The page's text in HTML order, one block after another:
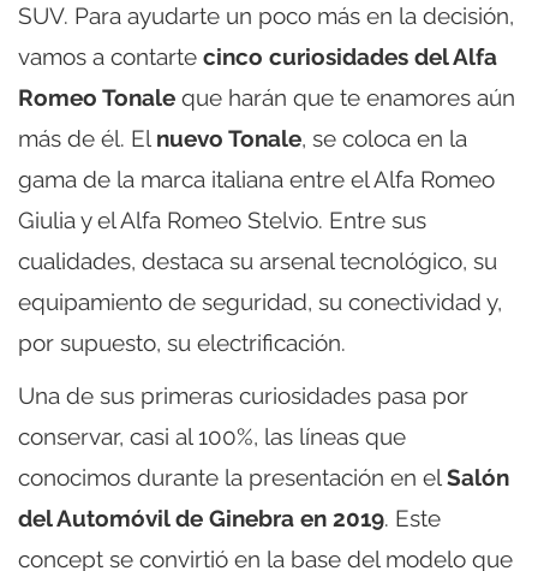
SUV. Para ayudarte un poco más en la decisión,
vamos a contarte cinco curiosidades del Alfa
Romeo Tonale que harán que te enamores aún
más de él. El nuevo Tonale, se coloca en la
gama de la marca italiana entre el Alfa Romeo
Giulia y el Alfa Romeo Stelvio. Entre sus
cualidades, destaca su arsenal tecnológico, su
equipamiento de seguridad, su conectividad y,
por supuesto, su electrificación.
Una de sus primeras curiosidades pasa por
conservar, casi al 100%, las líneas que
conocimos durante la presentación en elSalón
del Automóvil de Ginebra en 2019. Este
concept se convirtió en la base del modelo que